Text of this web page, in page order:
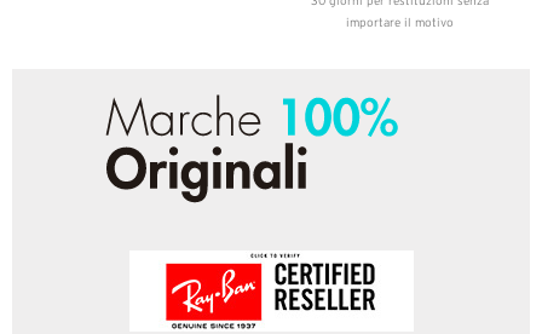
importare il motivo